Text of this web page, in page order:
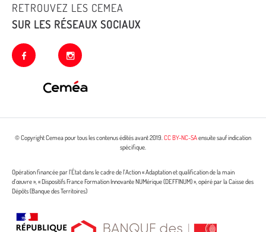
RETROUVEZ LES CEMEA
SUR LES RÉSEAUX SOCIAUX
facebook instagram
© Copyright Cemea pour tous les contenus édités avant 2019.CC BY-NC-SAensuite sauf indication
spécifique.
Opération financée par l’État dans le cadre de l’Action « Adaptation et qualification de la main
d’œuvre », « Dispositifs France Formation Innovante NUMérique (DEFFINUM) », opéré par la Caisse des
Dépôts (Banque des Territoires)